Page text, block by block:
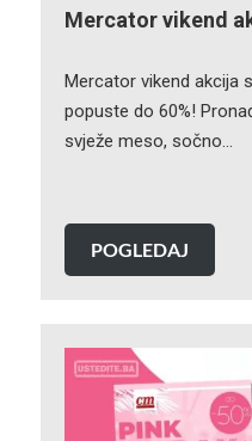
Mercator vikend
Mercator vikend akcija
popuste do 60%!
svježe meso, sočno…
POGLEDAJ